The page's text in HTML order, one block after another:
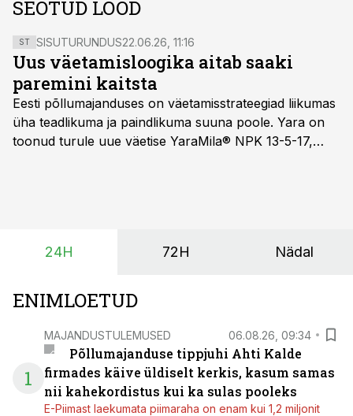
SEOTUD LOOD
ST SISUTURUNDUS22.06.26, 11:16
Uus väetamisloogika aitab saaki
paremini kaitsta
Eesti põllumajanduses on väetamisstrateegiad liikumas
üha teadlikuma ja paindlikuma suuna poole. Yara on
toonud turule uue väetise YaraMila® NPK 13-5-17,
24H 72H Nädal
ENIMLOETUD
1
MAJANDUSTULEMUSED 06.08.26, 09:34
Põllumajanduse tippjuhi Ahti Kalde
firmades käive üldiselt kerkis, kasum samas
nii kahekordistus kui ka sulas pooleks
E-Piimast laekumata piimaraha on enam kui 1,2 miljonit